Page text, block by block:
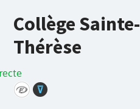
Collège Sainte-
Thérèse
⊽